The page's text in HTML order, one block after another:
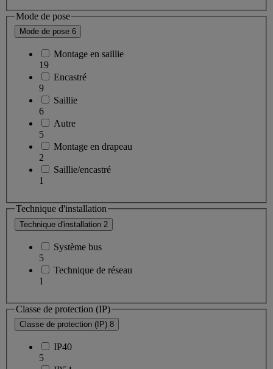
Mode de pose
Mode de pose 6
Montage en saillie
19
Encastré
9
Saillie
6
Autre
5
Montage en drapeau
2
Saillie/encastré
1
Technique d'installation
Technique d'installation 2
Système bus
5
Technique de réseau
1
Classe de protection (IP)
Classe de protection (IP) 8
IP40
5